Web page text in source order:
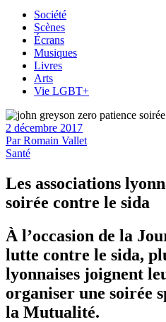
Société
Scènes
Écrans
Musiques
Livres
Arts
Vie LGBT+
2 décembre 2017
ParRomain Vallet
Santé
Les associations
soirée contre le sida
À l’occasion de la
lutte contre le sida,
lyonnaises joignent
organiser une soirée
la Mutualité.